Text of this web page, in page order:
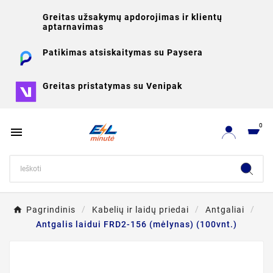
Greitas užsakymų apdorojimas ir klientų
aptarnavimas
Patikimas atsiskaitymas su Paysera
Greitas pristatymas su Venipak
 0
Pagrindinis Kabelių ir laidų priedai
Antgaliai
Antgalis laidui FRD2-156 (mėlynas) (100vnt.)